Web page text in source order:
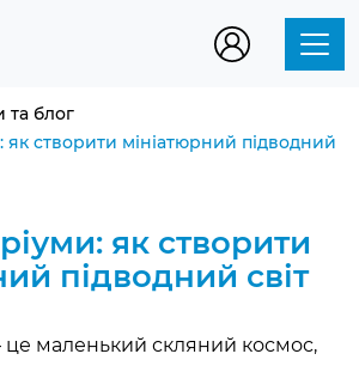
та блог
як створити мініатюрний підводний
як створити
підводний світ
маленький скляний космос,